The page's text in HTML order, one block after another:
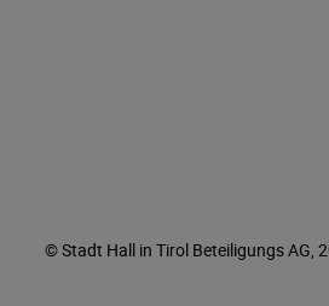
© Stadt Hall in Tirol Beteiligungs AG,